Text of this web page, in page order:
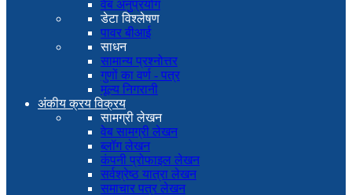
वेब अनुप्रयोग
डेटा विश्लेषण
पावर बीआई
साधन
सामान्य प्रश्नोत्तर
गुणों का वर्ण - पत्र
मूल्य निगरानी
अंकीय क्रय विक्रय
सामग्री लेखन
वेब सामग्री लेखन
ब्लॉग लेखन
कंपनी प्रोफाइल लेखन
सर्वश्रेष्ठ यात्रा लेखन
समाचार पत्र लेखन